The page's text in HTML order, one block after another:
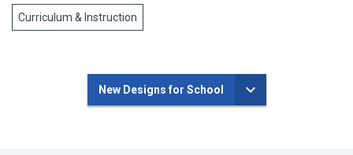
Curriculum & Instruction
New Designs for School